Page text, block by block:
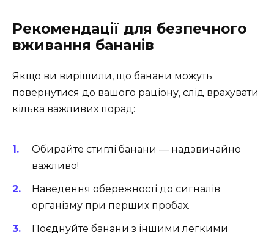
Рекомендації для безпечного
вживання бананів
Якщо ви вирішили, що банани можуть
повернутися до вашого раціону, слід врахувати
кілька важливих порад:
Обирайте стиглі банани — надзвичайно
важливо!
Наведення обережності до сигналів
організму при перших пробах.
Поєднуйте банани з іншими легкими